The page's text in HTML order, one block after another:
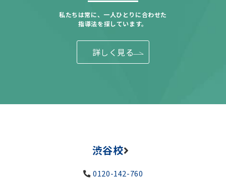
私たちは常に、一人ひとりに合わせた
指導法を探しています。
詳しく見る
渋谷校
0120-142-760